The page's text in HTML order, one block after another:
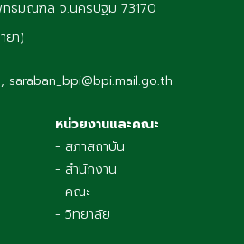
ทธมณฑล จ.นครปฐม 73170
ยา)
saraban_bpi@bpi.mail.go.th
หน่วยงานและคณะ
- สภาสถาบัน
- สำนักงาน
- คณะ
- วิทยาลัย